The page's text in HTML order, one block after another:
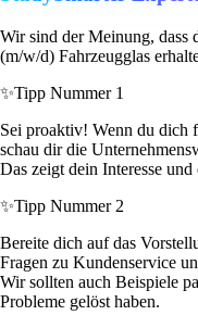
Wir sind der Meinung, dass
(m/w/d) Fahrzeugglas
✨Tipp Nummer 1
Sei proaktiv! Wenn du dich
schau dir die
Das zeigt dein Interesse
✨Tipp Nummer 2
Bereite dich auf das
Fragen zu Kundenservice
Wir sollten auch Beispiele
Probleme gelöst haben.